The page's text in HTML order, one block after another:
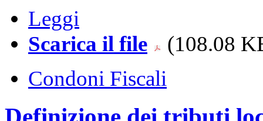
Leggi
Scarica il file
(108.08
Condoni Fiscali